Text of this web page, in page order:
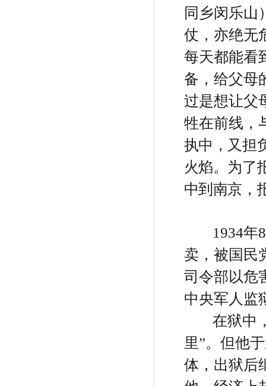
同乡闵乐山
仗，亦绝无
每天都能看
备，给父母
过是想让父
牲在前线，
执中，又担
火焰。为了
中到南京，
1934年8
卖，被国民
司令部以危
中央军人监
在狱中
里”。但他
体，出狱后